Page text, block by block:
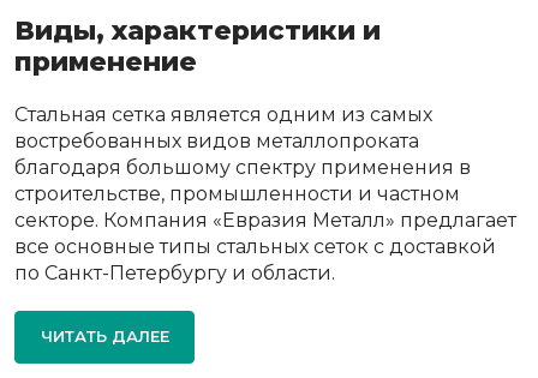
Виды, характеристики и
применение
Стальная сетка является одним из самых
востребованных видов металлопроката
благодаря большому спектру применения в
строительстве, промышленности и частном
секторе. Компания «Евразия Металл» предлагает
все основные типы стальных сеток с доставкой
по Санкт-Петербургу и области.
ЧИТАТЬ ДАЛЕЕ